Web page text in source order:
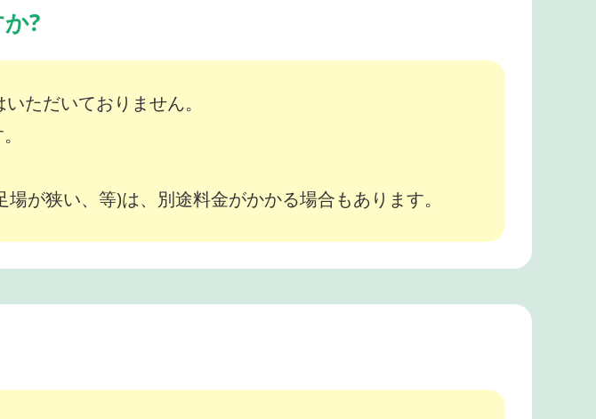
?
ただいておりません。
が狭い、等)は、別途料金がかかる場合もあります。